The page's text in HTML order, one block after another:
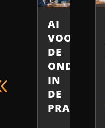
AI
VOOR
DE
IN
DE
PRAKTIJK